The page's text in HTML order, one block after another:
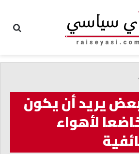
يريد أن يكون
لأهواء